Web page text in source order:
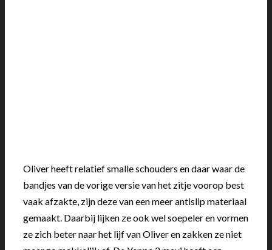
Oliver heeft relatief smalle schouders en daar waar de
bandjes van de vorige versie van het zitje voorop best
vaak afzakte, zijn deze van een meer antislip materiaal
gemaakt. Daarbij lijken ze ook wel soepeler en vormen
ze zich beter naar het lijf van Oliver en zakken ze niet